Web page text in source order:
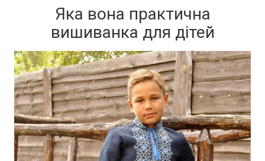
Яка вона практична
вишиванка для дітей